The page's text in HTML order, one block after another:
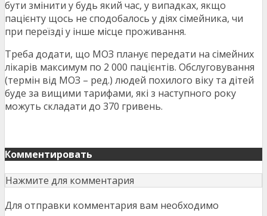
бути змінити у будь який час, у випадках, якщо
пацієнту щось не сподобалось у діях сімейника, чи
при переїзді у інше місце проживання.
Треба додати, що МОЗ планує передати на сімейних
лікарів максимум по 2 000 пацієнтів. Обслуговування
(термін від МОЗ – ред.) людей похилого віку та дітей
буде за вищими тарифами, які з наступного року
можуть складати до 370 гривень.
Комментировать
Нажмите для комментария
Для отправки комментария вам необходимо